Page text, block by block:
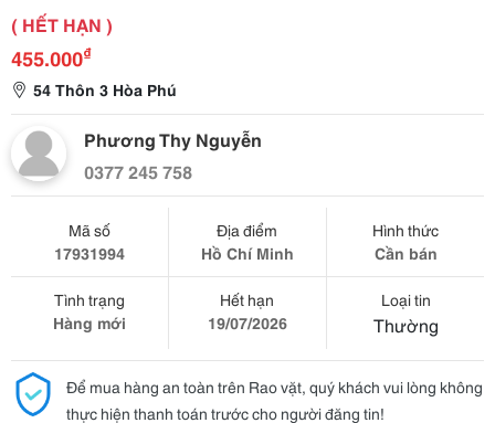
( HẾT HẠN )
455.000₫
54 Thôn 3 Hòa Phú
Phương Thy Nguyễn
0377 245 758
Mã số
17931994
Địa điểm
Hồ Chí Minh
Hình thức
Cần bán
Tình trạng
Hàng mới
Hết hạn
19/07/2026
Loại tin
Thường
Để mua hàng an toàn trên Rao vặt, quý khách vui lòng không
thực hiện thanh toán trước cho người đăng tin!